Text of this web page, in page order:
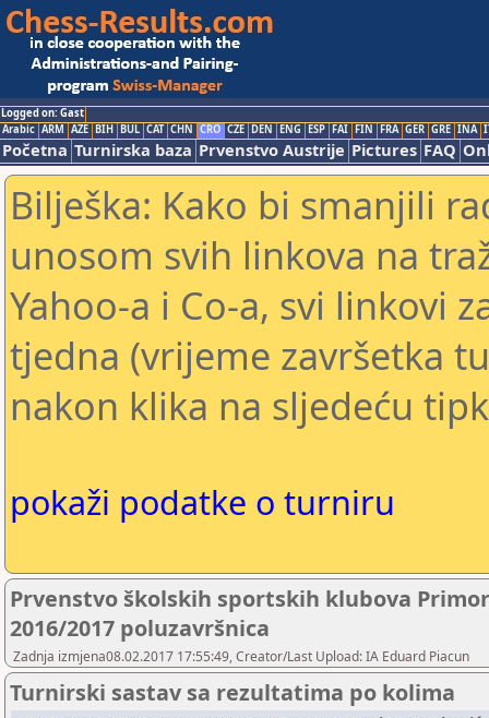
Logged on: Gast
Arabic ARM AZE BIH BUL CAT CHN CRO CZE DEN ENG ESP FAI FIN FRA GER GRE INA
Početna Turnirska baza Prvenstvo Austrije Pictures FAQ
Bilješka: Kako bi smanjili
unosom svih linkova na
Yahoo-a i Co-a, svi linkovi
tjedna (vrijeme završetka
nakon klika na sljedeću
pokaži podatke o turniru
Prvenstvo školskih sportskih klubova
2016/2017 poluzavršnica
Zadnja izmjena08.02.2017 17:55:49, Creator/Last Upload: IA Eduard Piacun
Turnirski sastav sa rezultatima po kolima